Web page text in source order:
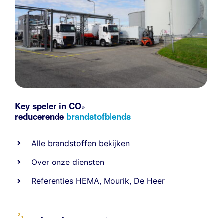
Key speler in CO₂
reducerende brandstofblends
Alle brandstoffen bekijken
Over onze diensten
Referenties HEMA, Mourik, De Heer